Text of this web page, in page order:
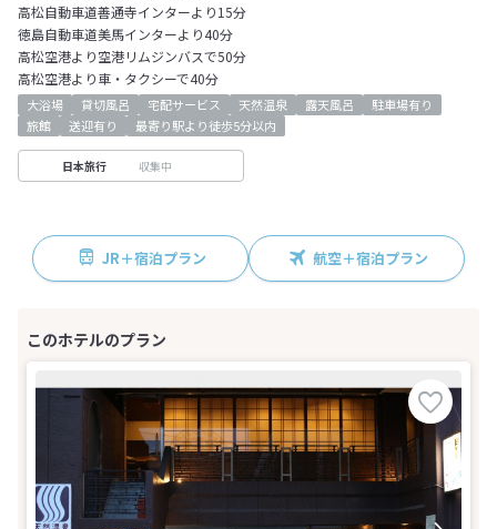
高松自動車道善通寺インターより15分
徳島自動車道美馬インターより40分
高松空港より空港リムジンバスで50分
高松空港より車・タクシーで40分
大浴場 貸切風呂 宅配サービス 天然温泉 露天風呂
駐車場有り
旅館
送迎有り 最寄り駅より徒歩5分以内
日本旅行 収集中
JR＋宿泊プラン 航空＋宿泊プラン